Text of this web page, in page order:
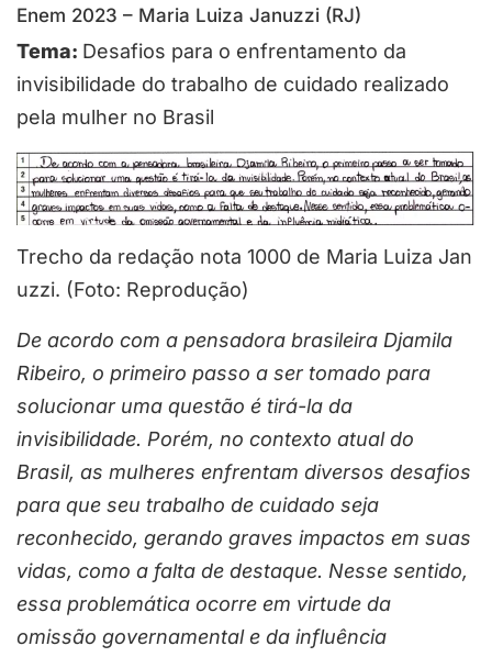
Enem 2023 – Maria Luiza Januzzi (RJ)
Tema: Desafios para o enfrentamento da
invisibilidade do trabalho de cuidado realizado
pela mulher no Brasil
Trecho da redação nota 1000 de Maria Luiza Jan
uzzi. (Foto: Reprodução)
De acordo com a pensadora brasileira Djamila
Ribeiro, o primeiro passo a ser tomado para
solucionar uma questão é tirá-la da
invisibilidade. Porém, no contexto atual do
Brasil, as mulheres enfrentam diversos desafios
para que seu trabalho de cuidado seja
reconhecido, gerando graves impactos em suas
vidas, como a falta de destaque. Nesse sentido,
essa problemática ocorre em virtude da
omissão governamental e da influência